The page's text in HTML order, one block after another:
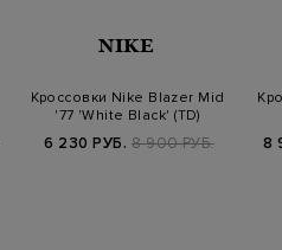
NIKE
Кроссовки Nike Blazer Mid
'77 'White Black' (TD)
6 230 РУБ. 8 900 РУБ. 8